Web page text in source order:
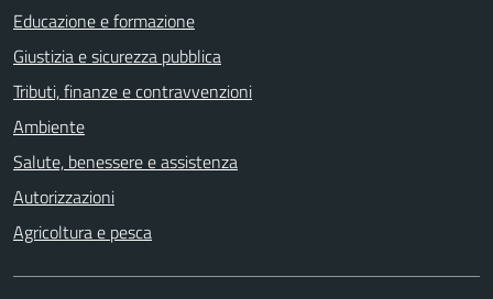
Educazione e formazione
Giustizia e sicurezza pubblica
Tributi, finanze e contravvenzioni
Ambiente
Salute, benessere e assistenza
Autorizzazioni
Agricoltura e pesca